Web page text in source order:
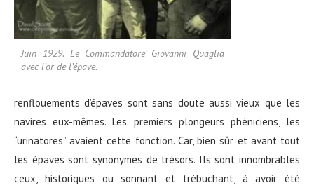
Juin 1929. Le Commandatore Giovanni Quaglia
avec l’or de l’épave.
renflouements d’épaves sont sans doute aussi vieux que les
navires eux-mêmes. Les premiers plongeurs phéniciens, les
“urinatores” avaient cette fonction. Car, bien sûr et avant tout
les épaves sont synonymes de trésors. Ils sont innombrables
ceux, historiques ou sonnant et trébuchant, à avoir été